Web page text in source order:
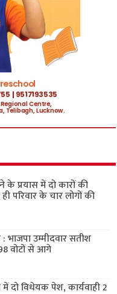
के प्रयास में दो कारों की
परिवार के चार लोगों की
उम्मीदवार सतीश
वोटों से आगे
दो विधेयक पेश, कार्यवाही 2